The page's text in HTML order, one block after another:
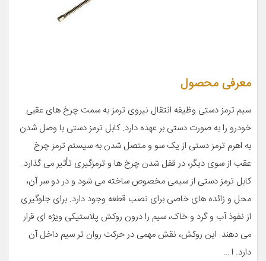
معرفی محصول
سیم ترمز دستی وظیفه انتقال نیروی ترمز به سمت چرخ های عقبی
خودرو را به صورت دستی بر عهده دارد. کابل ترمز دستی با وصل شدن
به اهرم ترمز دستی از یک سو و متصل شدن به سیستم ترمز چرخ
عقب از سوی دیگر، در قفل شدن چرخ ها و ترمزگیری تأثیر می گذارد.
کابل ترمز دستی از سیمی مخصوص ساخته می شود و در دو سر آن،
محل و زائده های خاصی برای نصب قطعه وجود دارد. برای جلوگیری
از نفوذ آب و گرد و خاک، سیم را درون روکش پلاستیکی ویژه ای قرار
می دهند. این روکش، نقش مهمی در حرکت روان تر سیم داخل آن
دارد. ا …